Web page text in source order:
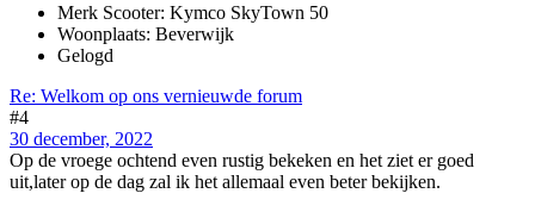
Merk Scooter: Kymco SkyTown 50
Woonplaats: Beverwijk
Gelogd
Re: Welkom op ons vernieuwde forum
#4
30 december, 2022
Op de vroege ochtend even rustig bekeken en het ziet er goed
uit,later op de dag zal ik het allemaal even beter bekijken.